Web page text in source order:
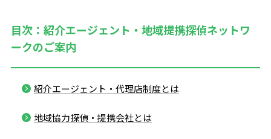
目次：紹介エージェント・地域提携探偵ネットワ
ークのご案内
紹介エージェント・代理店制度とは
地域協力探偵・提携会社とは